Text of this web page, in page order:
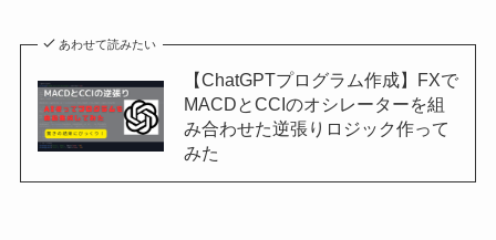
あわせて読みたい
【ChatGPTプログラム作成】FXで
MACDとCCIのオシレーターを組
み合わせた逆張りロジック作って
みた